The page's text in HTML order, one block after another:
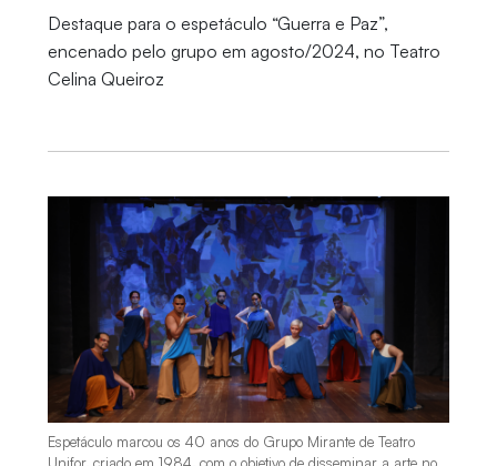
Destaque para o espetáculo “Guerra e Paz”,
encenado pelo grupo em agosto/2024, no Teatro
Celina Queiroz
Espetáculo marcou os 40 anos do Grupo Mirante de Teatro